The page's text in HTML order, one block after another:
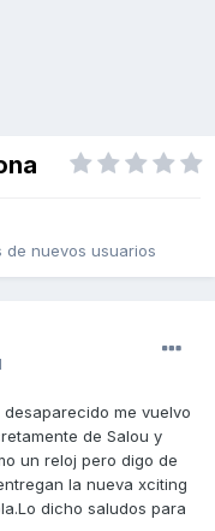
de nuevos usuarios
me vuelvo
de Salou y
un reloj pero digo de
la nueva xciting
dicho saludos para